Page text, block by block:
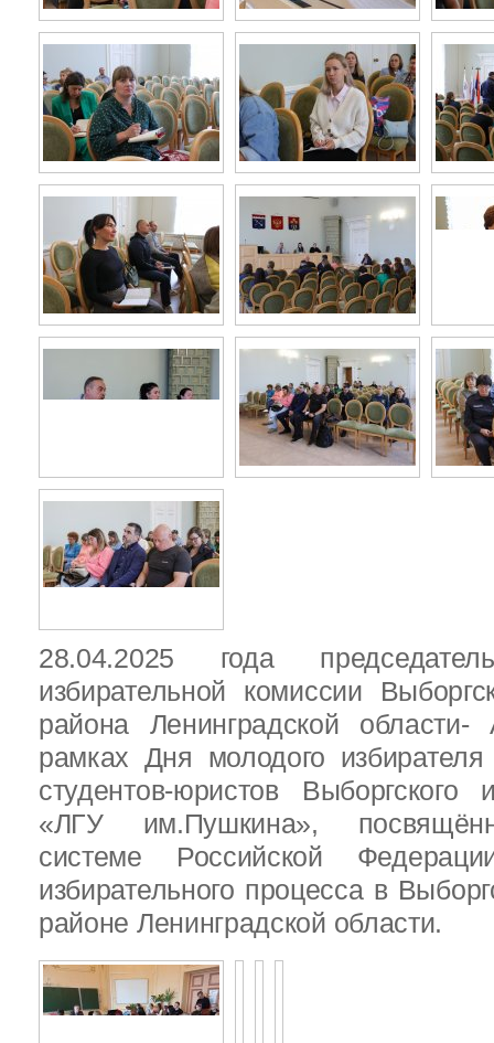
28.04.2025 года
избирательной комиссии
района Ленинградской
рамках Дня молодого
студентов-юристов Выборгского
«ЛГУ им.Пушкина»,
системе Российской
избирательного процесса в
районе Ленинградской области.